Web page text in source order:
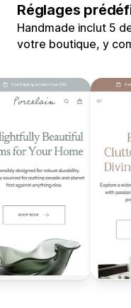
Réglages
Handmade inclut 5
votre boutique, y